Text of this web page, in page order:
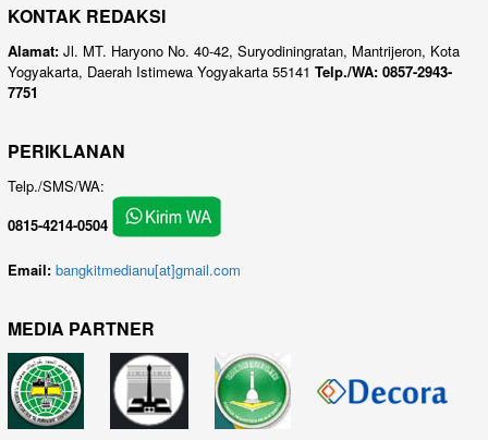
KONTAK REDAKSI
Alamat: Jl. MT. Haryono No. 40-42, Suryodiningratan, Mantrijeron, Kota
Yogyakarta, Daerah Istimewa Yogyakarta 55141 Telp./WA: 0857-2943-
7751
PERIKLANAN
Telp./SMS/WA:
0815-4214-0504
Email: bangkitmedianu[at]gmail.com
MEDIA PARTNER